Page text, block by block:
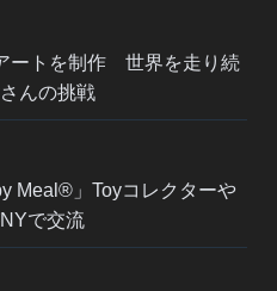
ートを制作 世界を走り続
んの挑戦
Meal®」Toyコレクターや
で交流